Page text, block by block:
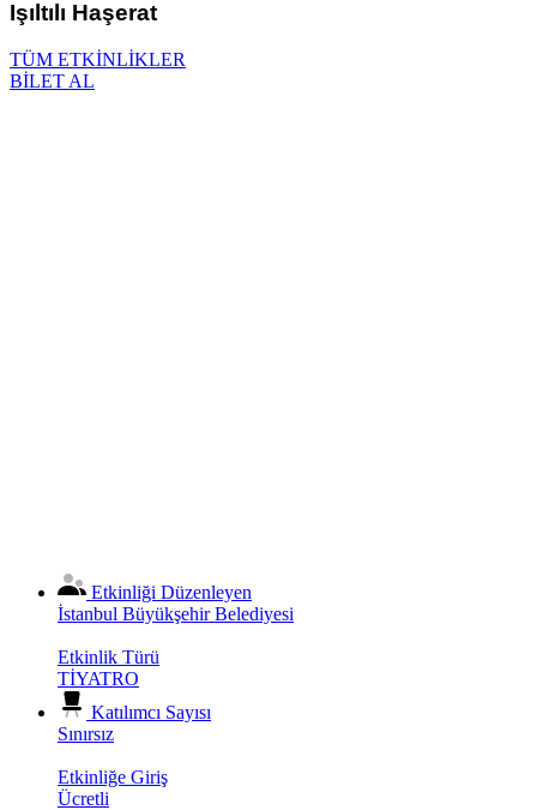
Işıltılı Haşerat
TÜM ETKİNLİKLER
BİLET AL
Etkinliği Düzenleyen
İstanbul Büyükşehir Belediyesi
Etkinlik Türü
TİYATRO
Katılımcı Sayısı
Sınırsız
Etkinliğe Giriş
Ücretli